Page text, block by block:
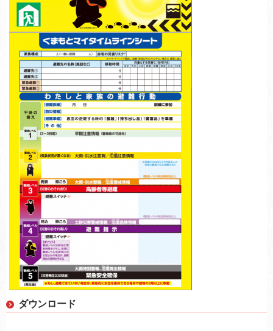
ダウンロード